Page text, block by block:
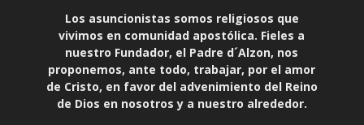
Los asuncionistas somos religiosos que
vivimos en comunidad apostólica. Fieles a
nuestro Fundador, el Padre d´Alzon, nos
proponemos, ante todo, trabajar, por el amor
de Cristo, en favor del advenimiento del Reino
de Dios en nosotros y a nuestro alrededor.